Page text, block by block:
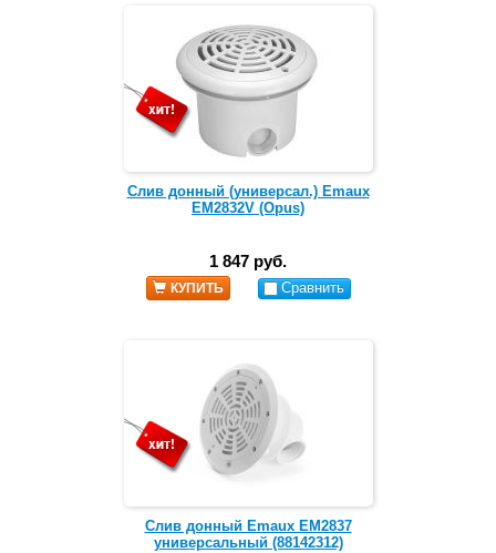
Слив донный (универсал.) Emaux
EM2832V (Opus)
1 847 руб.
КУПИТЬ Сравнить
Слив донный Emaux EM2837
универсальный (88142312)